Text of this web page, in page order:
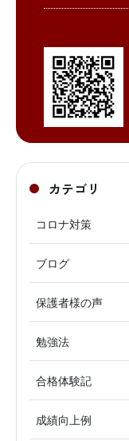
カテゴリ
コロナ対策
ブログ
保護者様の声
勉強法
合格体験記
成績向上例